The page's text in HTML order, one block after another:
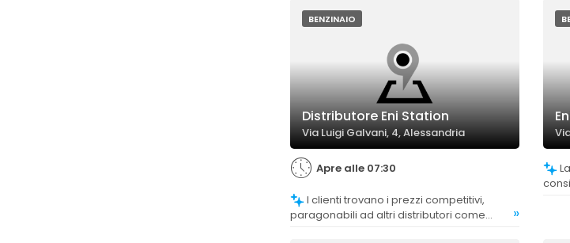
BENZINAIO
Distributore Eni Station
Via Luigi Galvani, 4, Alessandria
Apre alle 07:30
paragonabili ad altri distributori come
»
La posizione della stazione è